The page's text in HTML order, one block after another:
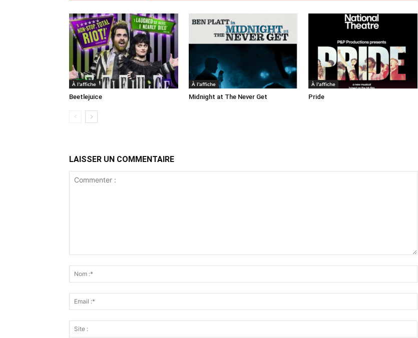
À l'affiche
Beetlejuice
À l'affiche
Midnight at The Never Get
À l'affiche
Pride
LAISSER UN COMMENTAIRE